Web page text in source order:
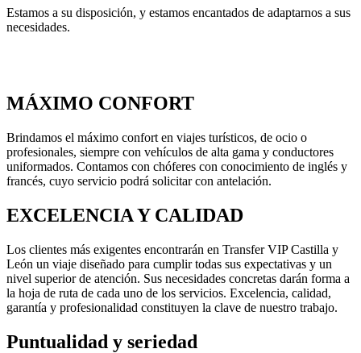
Estamos a su disposición, y estamos encantados de adaptarnos a sus
necesidades.
MÁXIMO CONFORT
Brindamos el máximo confort en viajes turísticos, de ocio o
profesionales, siempre con vehículos de alta gama y conductores
uniformados. Contamos con chóferes con conocimiento de inglés y
francés, cuyo servicio podrá solicitar con antelación.
EXCELENCIA Y CALIDAD
Los clientes más exigentes encontrarán en Transfer VIP Castilla y
León un viaje diseñado para cumplir todas sus expectativas y un
nivel superior de atención. Sus necesidades concretas darán forma a
la hoja de ruta de cada uno de los servicios. Excelencia, calidad,
garantía y profesionalidad constituyen la clave de nuestro trabajo.
Puntualidad y seriedad